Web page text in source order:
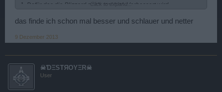
1. Dafür das die Blizzard noch mal bisl. Verbessert wird
oder
2. Dagegen das die Blizzard verändert wird.
Gruß Smokie-Snake
Click to expand...
das finde ich schon mal besser und schlauer und netter
9 Dezember 2013
☠ƊΞSTЯOYΞR☠
User